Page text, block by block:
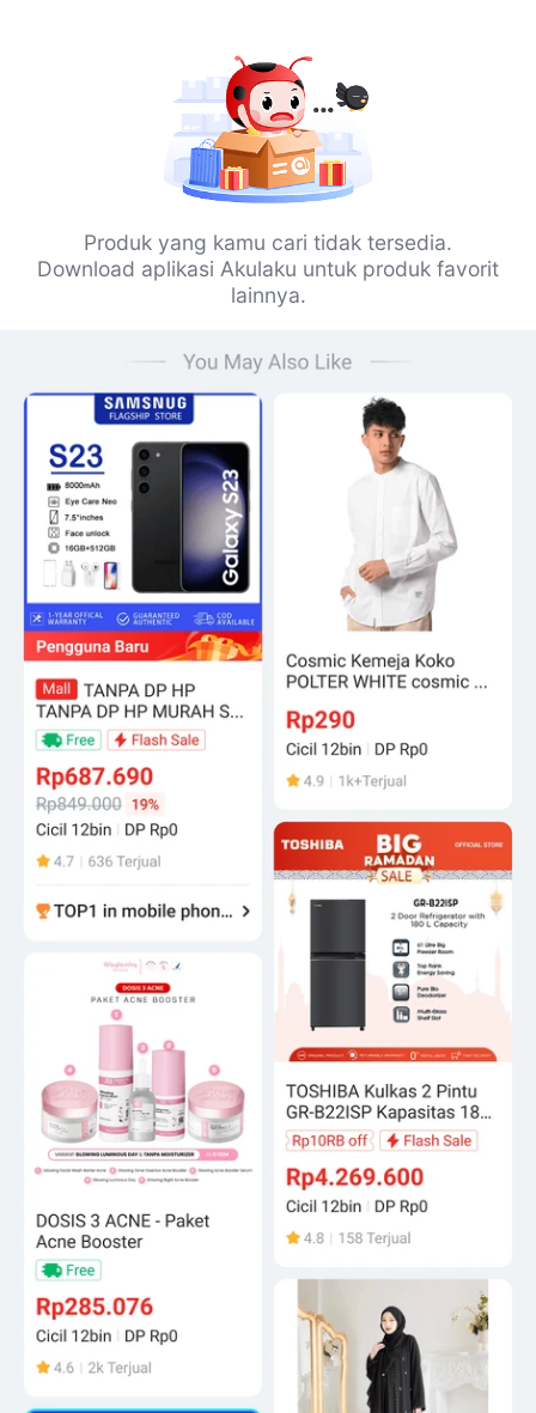
Produk yang kamu cari tidak tersedia.
Download aplikasi Akulaku untuk produk favorit
lainnya.